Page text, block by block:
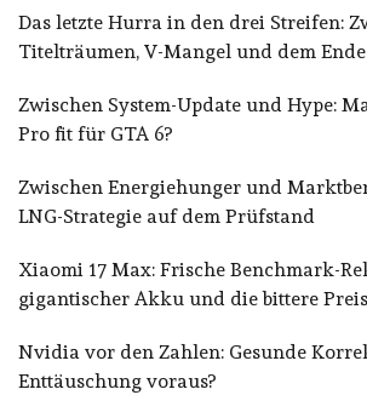
Das letzte Hurra in den drei Streifen:
Titelträumen, V-Mangel und dem
Zwischen System-Update und Hype:
Pro fit für GTA 6?
Zwischen Energiehunger und
LNG-Strategie auf dem Prüfstand
Xiaomi 17 Max: Frische Benchmark-
gigantischer Akku und die bittere
Nvidia vor den Zahlen: Gesunde
Enttäuschung voraus?